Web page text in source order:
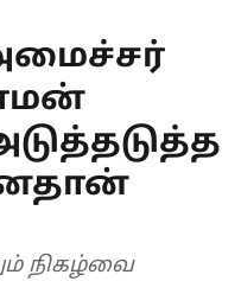
நிகழ்வை